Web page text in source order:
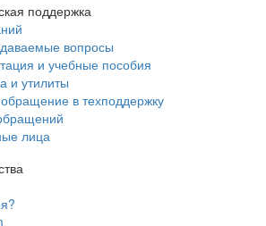
поддержка
вопросы
и учебные пособия
и утилиты
в техподдержку
лица